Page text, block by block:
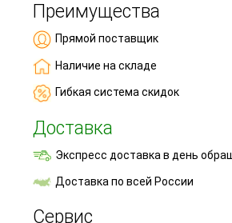
Преимущества
Прямой поставщик
Наличие на складе
Гибкая система скидок
Доставка
Экспресс доставка в день
Доставка по всей России
Сервис